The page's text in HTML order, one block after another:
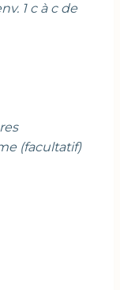
1 c à c de
(facultatif)